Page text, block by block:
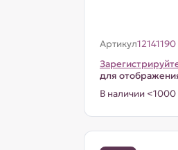
Артикул12141190
для
В наличии <1000